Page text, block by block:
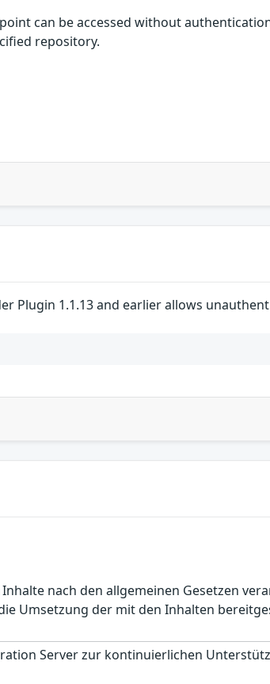
can be accessed without
repository.
Plugin 1.1.13 and earlier allows
nach den allgemeinen Gesetzen
Umsetzung der mit den Inhalten
Server zur kontinuierlichen